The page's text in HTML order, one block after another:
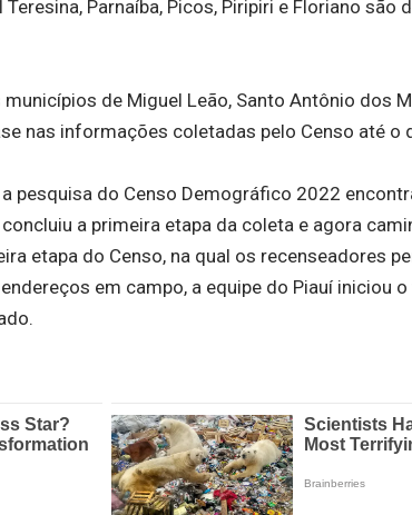
Parnaíba, Picos, Piripiri e Floriano são
de Miguel Leão, Santo Antônio dos
nas informações coletadas pelo Censo até o
pesquisa do Censo Demográfico 2022
a primeira etapa da coleta e agora
etapa do Censo, na qual os recenseadores
em campo, a equipe do Piauí iniciou